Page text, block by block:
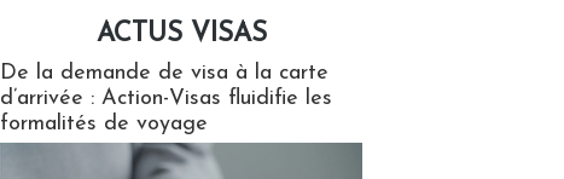
ACTUS VISAS
De la demande de visa à la carte
d’arrivée : Action-Visas fluidifie les
formalités de voyage